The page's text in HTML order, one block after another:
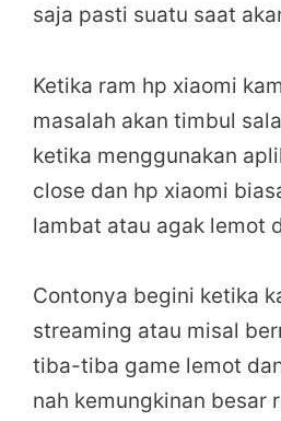
saja pasti suatu saat
Ketika ram hp xiaomi
masalah akan timbul
ketika menggunakan
close dan hp xiaomi
lambat atau agak lemot
Contonya begini ketika
streaming atau misal
tiba-tiba game lemot
nah kemungkinan besar